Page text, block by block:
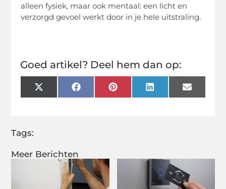
Meer Berichten
alleen fysiek, maar ook mentaal: een licht en
verzorgd gevoel werkt door in je hele uitstraling.
Goed artikel? Deel hem dan op:
X
(Twitter)
FacebookPinterestLinkedInEmail
Tags: